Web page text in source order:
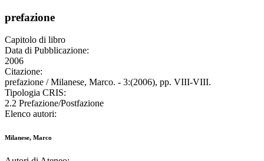
prefazione
Capitolo di libro
Data di Pubblicazione:
2006
Citazione:
prefazione / Milanese, Marco. - 3:(2006), pp. VIII-VIII.
Tipologia CRIS:
2.2 Prefazione/Postfazione
Elenco autori:
Milanese, Marco